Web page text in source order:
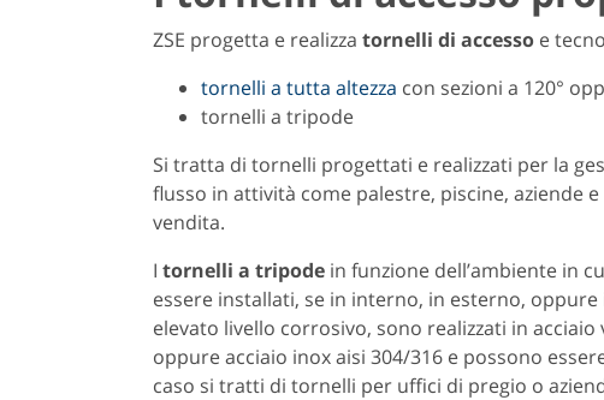
ZSE progetta e realizza tornelli di accesso e
tornelli a tutta altezza con sezioni a 120°
tornelli a tripode
Si tratta di tornelli progettati e realizzati per la
flusso in attività come palestre, piscine, aziende
vendita.
I tornelli a tripode in funzione dell’ambiente in
essere installati, se in interno, in esterno, oppure
elevato livello corrosivo, sono realizzati in acciaio
oppure acciaio inox aisi 304/316 e possono
caso si tratti di tornelli per uffici di pregio o